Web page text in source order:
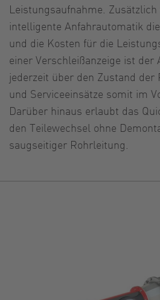
Leistungsaufnahme.
intelligente Anfahrautomatik
und die Kosten für die
einer Verschleißanzeige ist der
jederzeit über den Zustand der
und Serviceeinsätze somit im
Darüber hinaus erlaubt das
den Teilewechsel ohne
saugseitiger Rohrleitung.